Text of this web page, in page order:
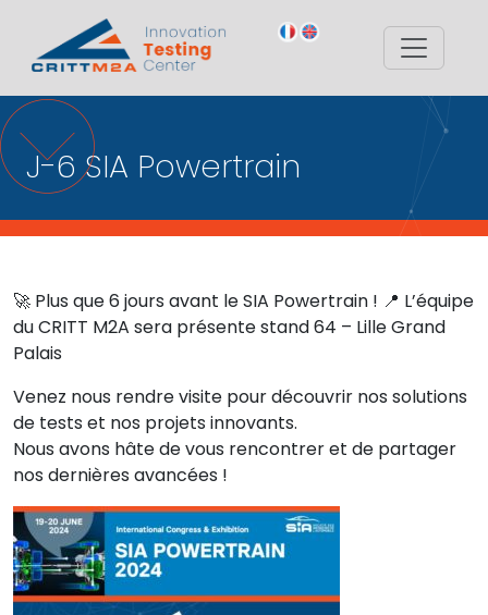
J-6 SIA Powertrain
🚀 Plus que 6 jours avant le SIA Powertrain ! 📍 L’équipe
du CRITT M2A sera présente stand 64 – Lille Grand
Palais
Venez nous rendre visite pour découvrir nos solutions
de tests et nos projets innovants.
Nous avons hâte de vous rencontrer et de partager
nos dernières avancées !